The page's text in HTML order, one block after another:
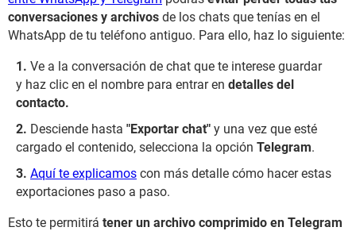
conversaciones y archivos de los chats que tenías en el
WhatsApp de tu teléfono antiguo. Para ello, haz lo siguiente:
Ve a la conversación de chat que te interese guardar
y haz clic en el nombre para entrar en detalles del
contacto.
Desciende hasta "Exportar chat" y una vez que esté
cargado el contenido, selecciona la opción Telegram.
Aquí te explicamos con más detalle cómo hacer estas
exportaciones paso a paso.
Esto te permitirá tener un archivo comprimido en Telegram